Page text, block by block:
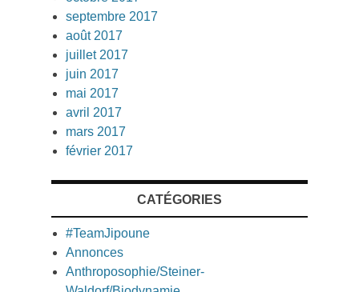
septembre 2017
août 2017
juillet 2017
juin 2017
mai 2017
avril 2017
mars 2017
février 2017
CATÉGORIES
#TeamJipoune
Annonces
Anthroposophie/Steiner-